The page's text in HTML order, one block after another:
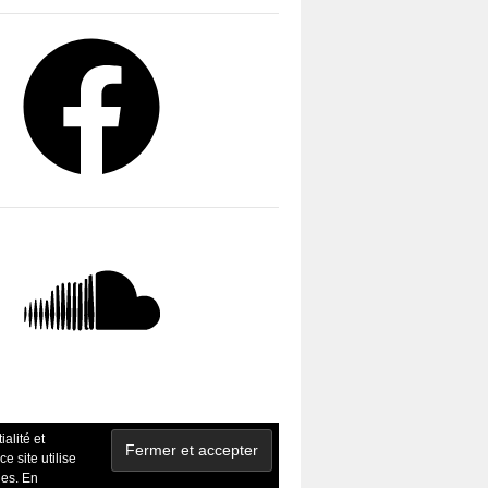
et
site utilise
En